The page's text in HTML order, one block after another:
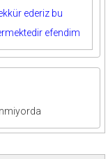
ederiz bu
efendim